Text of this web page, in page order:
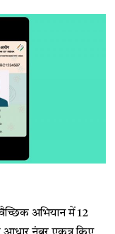
अभियान में 12